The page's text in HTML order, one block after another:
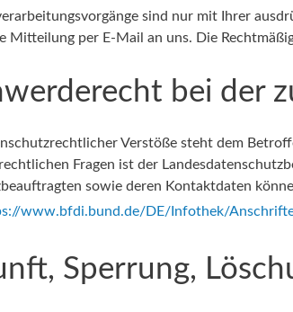
sind nur mit Ihrer
Mitteilung per E-Mail an uns. Die
bei der
Verstöße steht dem
Fragen ist der
sowie deren Kontaktdaten
www.bfdi.bund.de/DE/Infothek/
Sperrung,